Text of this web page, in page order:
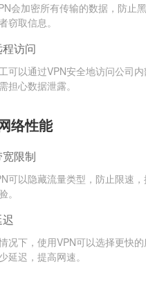
会加密所有传输的数据，防止
窃取信息。
访问
可以通过VPN安全地访问公司
担心数据泄露。
络性能
限制
可以隐藏流量类型，防止限速
。
况下，使用VPN可以选择更快
延迟，提高网速。